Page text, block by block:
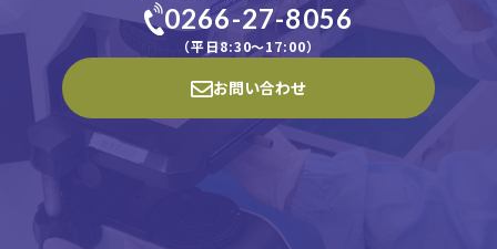
0266-27-8056
（平日8:30〜17:00）
お問い合わせ